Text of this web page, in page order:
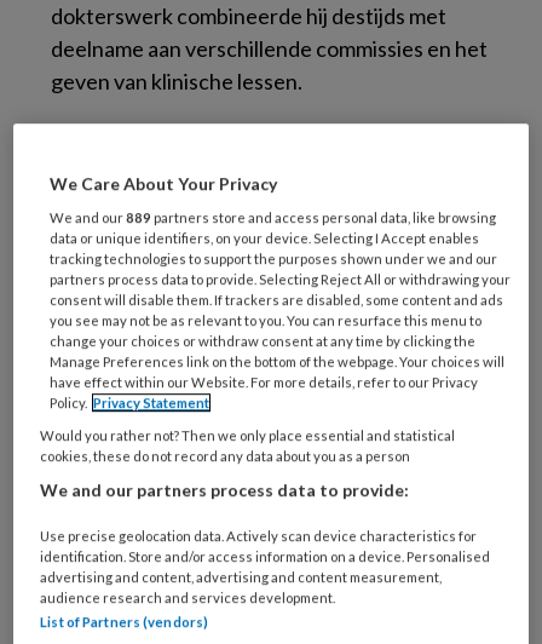
dokterswerk combineerde hij destijds met
deelname aan verschillende commissies en het
geven van klinische lessen.
uitdaging – rechten. Toen hij manager werd
presenteerde Hameleers op een “heidag” zijn
toekomstvisie aan de directie. ‘Na afloop van
mijn presentatie bleef het angstvallig stil. De
directeur nam me apart en zei: “Ron, realiseer
jij je wel dat je altijd vier versnellingen harder
gaat?” Dat was het moment waarop ik dacht:
voor mij zijn die dingen heel normaal, maar
anderen hebben blijkbaar moeite om
aansluiting te vinden.’ Een test bij de
vereniging Mensa bevestigde vervolgens zijn
vermoeden van hoogbegaafdheid. Toen
Hameleers overstapte naar de Radboud kwam
hij daar collega’s en studenten tegen die tegen
We Care About Your Privacy
We and our889 partners store and access personal data, like browsing
data or unique identifiers, on your device. Selecting I Accept enables
tracking technologies to support the purposes shown under we and our
partners process data to provide. Selecting Reject All or withdrawing your
consent will disable them. If trackers are disabled, some content and ads
you see may not be as relevant to you. You can resurface this menu to
change your choices or withdraw consent at any time by clicking the
Manage Preferences link on the bottom of the webpage. Your choices will
have effect within our Website. For more details, refer to our Privacy
Policy. Privacy Statement
Would you rather not? Then we only place essential and statistical
cookies, these do not record any data about you as a person
We and our partners process data to provide:
Use precise geolocation data. Actively scan device characteristics for
identification. Store and/or access information on a device. Personalised
advertising and content, advertising and content measurement,
audience research and services development.
List of Partners (vendors)